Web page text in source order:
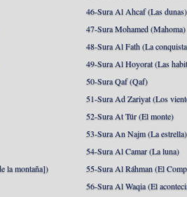
la montaña])
46-Sura Al Ahcaf (Las dunas)
47-Sura Mohamed (Mahoma)
48-Sura Al Fath (La
49-Sura Al Hoyorat (Las
50-Sura Qaf (Qaf)
51-Sura Ad Zariyat (Los
52-Sura At Túr (El monte)
53-Sura An Najm (La estrella)
54-Sura Al Camar (La luna)
55-Sura Al Ráhman (El
56-Sura Al Waqia (El